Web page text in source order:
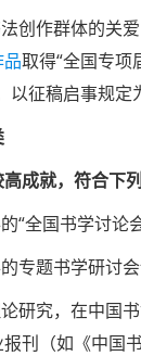
创作群体的关
取得“全国专项
征稿启事规定
成就，符合下列
“全国书学讨论
专题书学研讨会
研究，在中国
刊（如《中国